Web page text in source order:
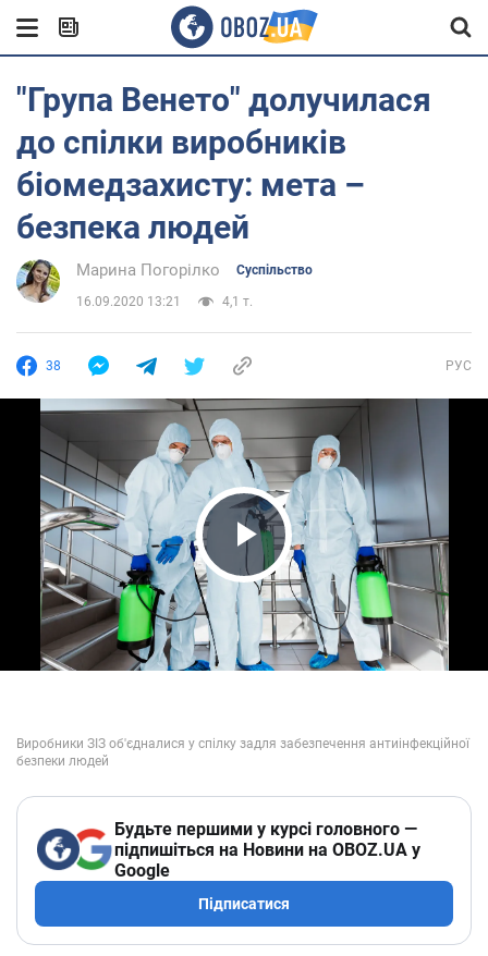
"Група Венето" долучилася
до спілки виробників
біомедзахисту: мета –
безпека людей
Марина Погорілко Суспільство
16.09.2020 13:21 4,1 т.
38 РУС
Play Video
Будьте першими у курсі головного —
підпишіться на Новини на OBOZ.UA у
Google
Підписатися